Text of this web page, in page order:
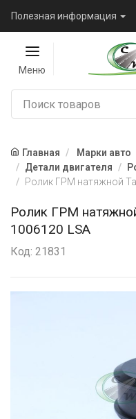
Полезная информация
Меню
Главная Марки авто
Детали двигателя
Ролик ГРМ натяжной
Ролик ГРМ
1006120 LSA
Код: 21831